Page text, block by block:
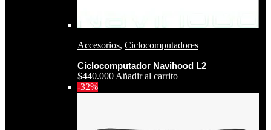
Accesorios, Ciclocomputadores
Ciclocomputador Navihood L2
$440.000 Añadir al carrito
-32%